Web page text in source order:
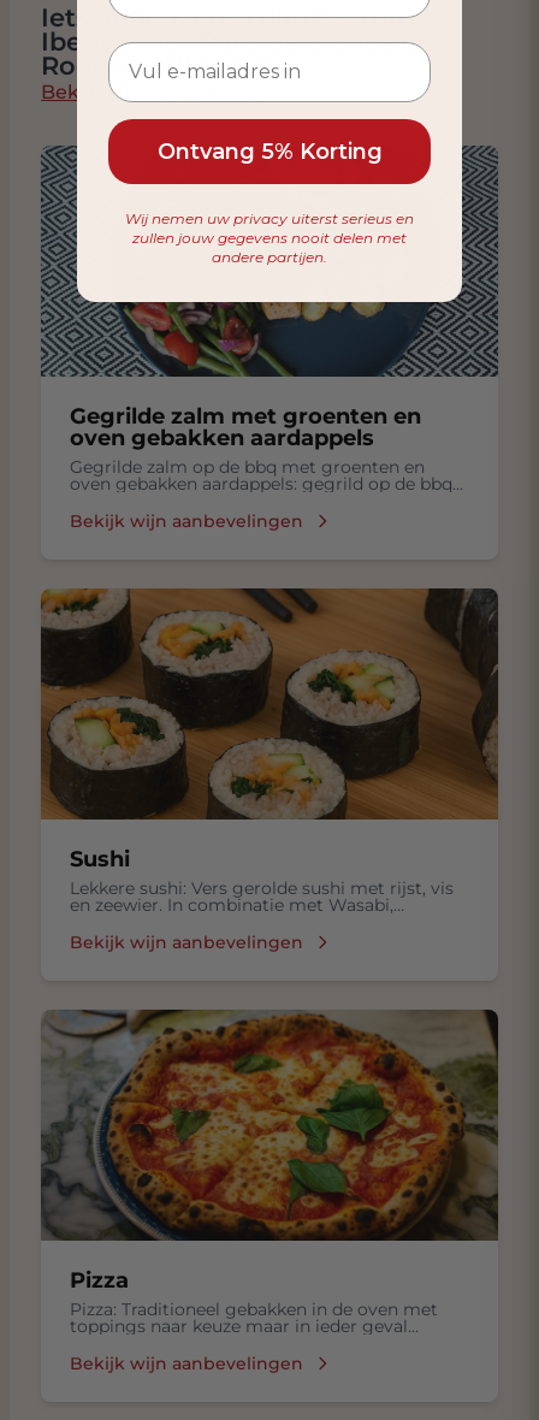
Iets anders eten dan Secreto
Iberico met Patatas Bravas en
Rode Paprikasaus?
Bekijk alle combinaties
Gegrilde zalm met groenten en
oven gebakken aardappels
Gegrilde zalm op de bbq met groenten en
oven gebakken aardappels: gegrild op de bbq
Bekijk wijn aanbevelingen
Sushi
Lekkere sushi: Vers gerolde sushi met rijst, vis
en zeewier. In combinatie met Wasabi,
Bekijk wijn aanbevelingen
Pizza
Pizza: Traditioneel gebakken in de oven met
toppings naar keuze maar in ieder geval
Bekijk wijn aanbevelingen
Ontvang 5% Korting
Wij nemen uw privacy uiterst serieus en
zullen jouw gegevens nooit delen met
andere partijen.